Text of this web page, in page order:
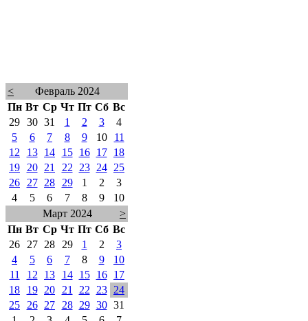
<
Февраль 2024
Пн Вт Ср Чт Пт Сб Вс
29 30 31 1 2 3
4
5
6 7 8 9 10
11
12
13 14 15 16 17
18
19
20 21 22 23 24
25
26
27 28 29 1 2
3
4
5 6 7 8 9
10
Март 2024
>
Пн Вт Ср Чт Пт Сб Вс
26
27 28 29 1 2
3
4
5 6 7 8 9
10
11
12 13 14 15 16
17
18
19 20 21 22 23
24
25
26 27 28 29 30 31